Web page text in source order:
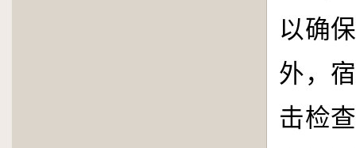
以确
外，
击检